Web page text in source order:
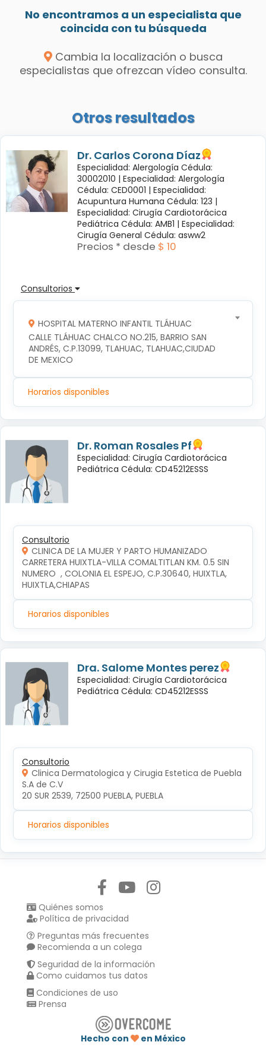
No encontramos a un especialista que
coincida con tu búsqueda
Cambia la localización o busca
especialistas que ofrezcan vídeo consulta.
Otros resultados
Dr. Carlos Corona Díaz
Especialidad: Alergología Cédula:
30002010 | Especialidad: Alergología
Cédula: CED0001 | Especialidad:
Acupuntura Humana Cédula: 123 |
Especialidad: Cirugía Cardiotorácica
Pediátrica Cédula: AMB1 | Especialidad:
Cirugía General Cédula: asww2
Precios * desde $ 10
Consultorios
HOSPITAL MATERNO INFANTIL TLÁHUAC
CALLE TLÁHUAC CHALCO NO.215, BARRIO SAN
ANDRÉS, C.P.13099, TLAHUAC, TLAHUAC,CIUDAD
DE MEXICO
Horarios disponibles
Dr. Roman Rosales Pf
Especialidad: Cirugía Cardiotorácica
Pediátrica Cédula: CD45212ESSS
Consultorio
CLINICA DE LA MUJER Y PARTO HUMANIZADO
CARRETERA HUIXTLA-VILLA COMALTITLAN KM. 0.5 SIN
NUMERO  , COLONIA EL ESPEJO, C.P.30640, HUIXTLA,
HUIXTLA,CHIAPAS
Horarios disponibles
Dra. Salome Montes perez
Especialidad: Cirugía Cardiotorácica
Pediátrica Cédula: CD45212ESSS
Consultorio
Clinica Dermatologica y Cirugia Estetica de Puebla
S.A de C.V
20 SUR 2539, 72500 PUEBLA, PUEBLA
Horarios disponibles
Quiénes somos
Política de privacidad
Preguntas más frecuentes
Recomienda a un colega
Seguridad de la información
Como cuidamos tus datos
Condiciones de uso
Prensa
Hecho con
en México